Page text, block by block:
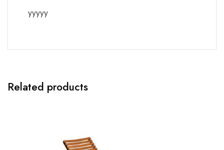
yyyyy
Related products